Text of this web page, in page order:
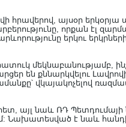
այսօր երկօրյա
որքան էլ
երկու
մեկնաբանությամբ,
են քննարկվելու
վկայակոչելով
այլ նաև ՌԴ
Նախատեսված է նաև